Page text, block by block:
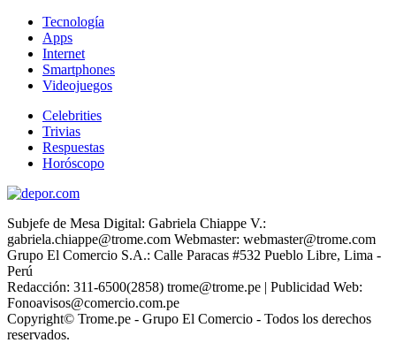
Tecnología
Apps
Internet
Smartphones
Videojuegos
Celebrities
Trivias
Respuestas
Horóscopo
Subjefe de Mesa Digital: Gabriela Chiappe V.:
gabriela.chiappe@trome.com Webmaster: webmaster@trome.com
Grupo El Comercio S.A.: Calle Paracas #532 Pueblo Libre, Lima -
Perú
Redacción: 311-6500(2858) trome@trome.pe | Publicidad Web:
Fonoavisos@comercio.com.pe
Copyright© Trome.pe - Grupo El Comercio - Todos los derechos
reservados.